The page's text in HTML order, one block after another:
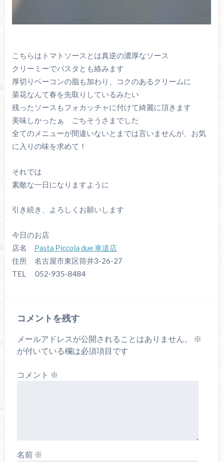
こちらはトマトソースとは真逆の濃厚なソース
クリーミーでパスタとも絡みます
厚切りベーコンの脂も加わり、コクのあるクリームに
菜花なんて春を先取りしているみたい
残ったソースもフォカッチャに付けて綺麗に頂きます
美味しかったぁ ごちそうさまでした
全てのメニューが間違いないとまでは言いませんが、お気
に入りの味を求めて！
それでは
素敵な一日になりますように
引き続き、よろしくお願いします
今日のお店
店名 Pasta Piccola due 車道店
住所 名古屋市東区筒井3-26-27
TEL 052-935-8484
コメントを残す
メールアドレスが公開されることはありません。
※
が付いている欄は必須項目です
コメント ※
名前 ※